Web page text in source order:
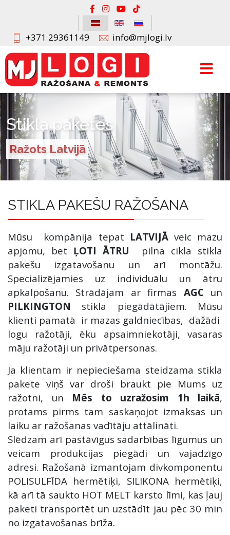
+371 29361149 info@mjlogi.lv
Stikla paketes
Ražots Latvijā
STIKLA PAKEŠU RAŽOŠANA
Mūsu kompānija tepat LATVIJĀveic mazu
apjomu, bet ĻOTI ĀTRU pilna cikla stikla
pakešu izgatavošanu un arī montāžu.
Specializējamies uz individuālu un ātru
apkalpošanu. Strādājam ar firmas AGC un
PILKINGTON stikla piegādātājiem. Mūsu
klienti pamatā ir mazas galdniecības, dažādi
logu ražotāji, ēku apsaimniekotāji, vasaras
māju ražotāji un privātpersonas.
Ja klientam ir nepieciešama steidzama stikla
pakete viņš var droši braukt pie Mums uz
ražotni, un Mēs to uzražosim 1h laikā,
protams pirms tam saskaņojot izmaksas un
laiku ar ražošanas vadītāju attālināti.
Slēdzam arī pastāvīgus sadarbības līgumus un
veicam produkcijas piegādi un vajadzīgo
adresi. Ražošanā izmantojam divkomponentu
POLISULFĪDA hermētiķi, SILIKONA hermētiķi,
kā arī tā saukto HOT MELT karsto līmi, kas ļauj
paketi transportēt un uzstādīt jau pēc 30 min
no izgatavošanas brīža.